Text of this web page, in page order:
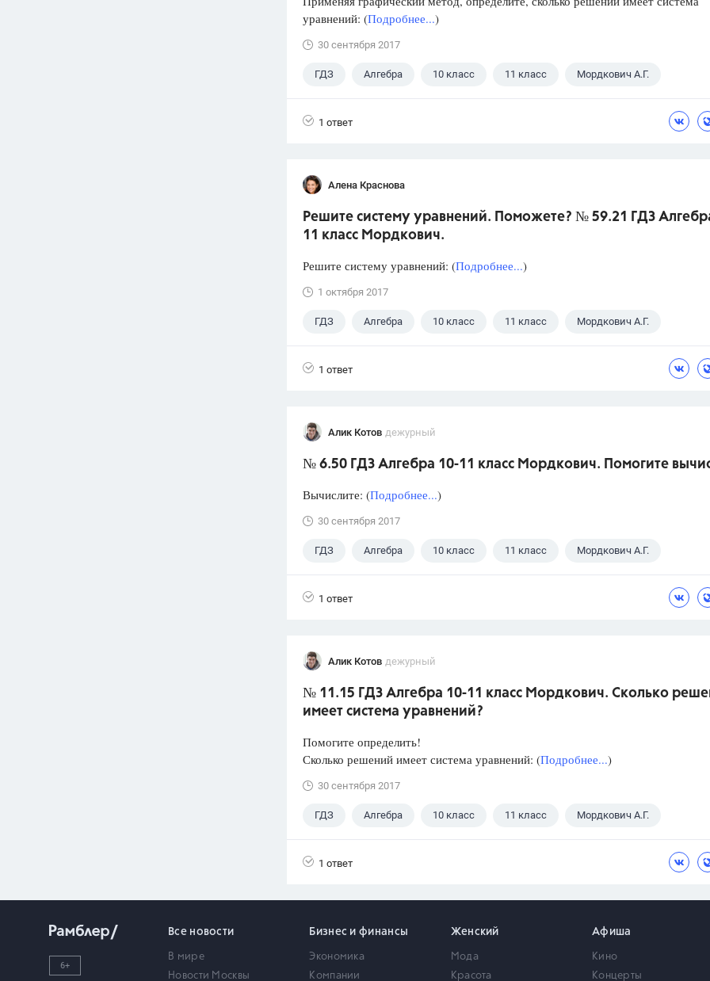
уравнений: (Подробнее...)
30 сентября 2017
ГДЗ Алгебра 10 класс 11 класс Мордкович А.Г.
1 ответ
Алена Краснова
Решите систему уравнений. Поможете? № 59.21 ГДЗ
11 класс Мордкович.
Решите систему уравнений: (Подробнее...)
1 октября 2017
ГДЗ Алгебра 10 класс 11 класс Мордкович А.Г.
1 ответ
Алик Котов дежурный
№ 6.50 ГДЗ Алгебра 10-11 класс Мордкович. Помогите
Вычислите: (Подробнее...)
30 сентября 2017
ГДЗ Алгебра 10 класс 11 класс Мордкович А.Г.
1 ответ
Алик Котов дежурный
№ 11.15 ГДЗ Алгебра 10-11 класс Мордкович. Сколько
имеет система уравнений?
Помогите определить!
Сколько решений имеет система уравнений: (Подробнее...)
30 сентября 2017
ГДЗ Алгебра 10 класс 11 класс Мордкович А.Г.
1 ответ
6+
Все новости
В мире
Новости Москвы
Бизнес и финансы
Экономика
Компании
Женский
Мода
Красота
Афиша
Кино
Концерты